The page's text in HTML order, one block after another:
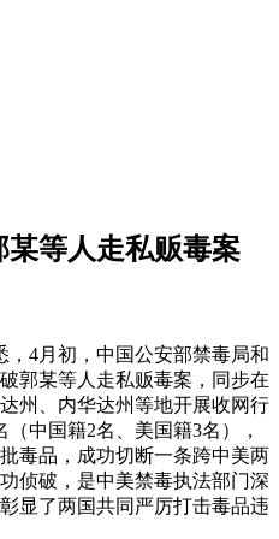
等人走私贩毒案
，4月初，中国公安部禁毒局和
郭某等人走私贩毒案，同步在
州、内华达州等地开展收网行
中国籍2名、美国籍3名），
毒品，成功切断一条跨中美两
侦破，是中美禁毒执法部门深
显了两国共同严厉打击毒品违